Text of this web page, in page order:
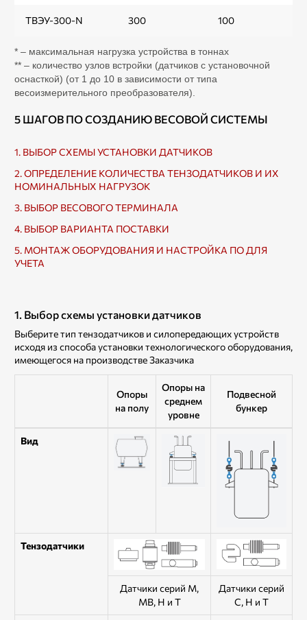
ТВЭУ-300-N 300 100
* – максимальная нагрузка устройства в тоннах
** – количество узлов встройки (датчиков с установочной
оснасткой) (от 1 до 10 в зависимости от типа
весоизмерительного преобразователя).
5 ШАГОВ ПО СОЗДАНИЮ ВЕСОВОЙ СИСТЕМЫ
1. ВЫБОР СХЕМЫ УСТАНОВКИ ДАТЧИКОВ
2. ОПРЕДЕЛЕНИЕ КОЛИЧЕСТВА ТЕНЗОДАТЧИКОВ И ИХ
НОМИНАЛЬНЫХ НАГРУЗОК
3. ВЫБОР ВЕСОВОГО ТЕРМИНАЛА
4. ВЫБОР ВАРИАНТА ПОСТАВКИ
5. МОНТАЖ ОБОРУДОВАНИЯ И НАСТРОЙКА ПО ДЛЯ
УЧЕТА
1. Выбор схемы установки датчиков
Выберите тип тензодатчиков и силопередающих устройств
исходя из способа установки технологического оборудования,
имеющегося на производстве Заказчика
Опоры
на полу
Опоры на
среднем
уровне
Подвесной
бункер
Вид
Тензодатчики
Датчики серий М,
МВ, Н и Т
Датчики серий
С, Н и Т